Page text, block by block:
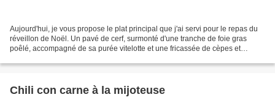
Aujourd'hui, je vous propose le plat principal que j'ai servi pour le repas du
réveillon de Noël. Un pavé de cerf, surmonté d'une tranche de foie gras
poêlé, accompagné de sa purée vitelotte et une fricassée de cèpes et
Chili con carne à la mijoteuse